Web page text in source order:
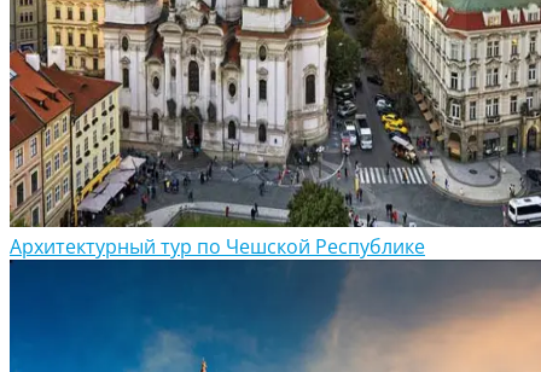
Архитектурный тур по Чешской Республике